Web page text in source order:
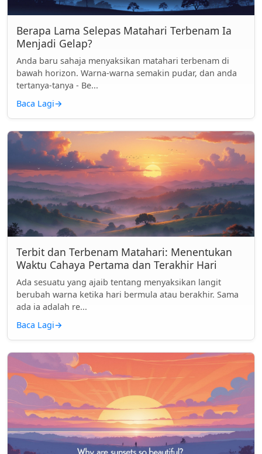
Berapa Lama Selepas Matahari Terbenam Ia
Menjadi Gelap?
Anda baru sahaja menyaksikan matahari terbenam di
bawah horizon. Warna-warna semakin pudar, dan anda
tertanya-tanya - Be...
Baca Lagi→
Terbit dan Terbenam Matahari: Menentukan
Waktu Cahaya Pertama dan Terakhir Hari
Ada sesuatu yang ajaib tentang menyaksikan langit
berubah warna ketika hari bermula atau berakhir. Sama
ada ia adalah re...
Baca Lagi→